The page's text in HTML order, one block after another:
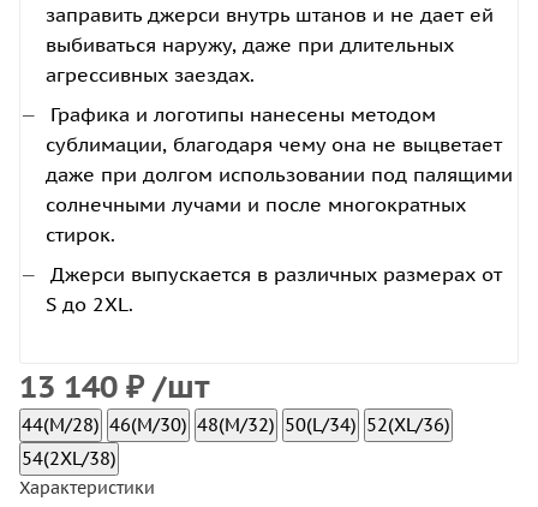
заправить джерси внутрь штанов и не дает ей
выбиваться наружу, даже при длительных
агрессивных заездах.
Графика и логотипы нанесены методом
сублимации, благодаря чему она не выцветает
даже при долгом использовании под палящими
солнечными лучами и после многократных
стирок.
Джерси выпускается в различных размерах от
S до 2XL.
13 140 ₽ /шт
44(M/28) 46(M/30) 48(M/32) 50(L/34) 52(XL/36)
54(2XL/38)
Характеристики